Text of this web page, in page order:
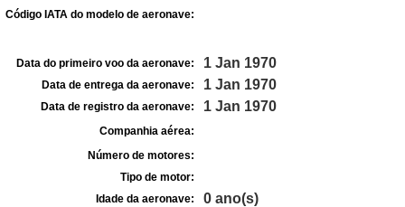
Código IATA do modelo de aeronave:
Data do primeiro voo da aeronave: 1 Jan 1970
Data de entrega da aeronave: 1 Jan 1970
Data de registro da aeronave: 1 Jan 1970
Companhia aérea:
Número de motores:
Tipo de motor:
Idade da aeronave:
0 ano(s)